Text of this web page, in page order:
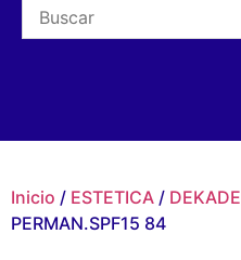
Inicio / ESTETICA / DEKADE
PERMAN.SPF15 84